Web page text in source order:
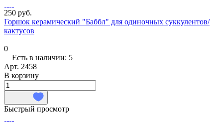
250 руб.
Горшок керамический "Баббл" для одиночных суккулентов/
кактусов
0
Есть в наличии: 5
Арт. 2458
В корзину
Быстрый просмотр